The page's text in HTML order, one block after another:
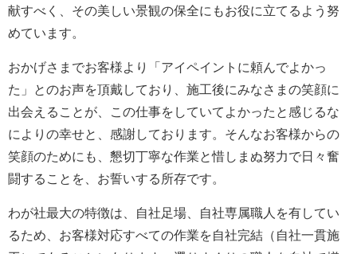
献すべく、その美しい景観の保全にもお役に立てるよう努
めています。
おかげさまでお客様より「アイペイントに頼んでよかっ
た」とのお声を頂戴しており、施工後にみなさまの笑顔に
出会えることが、この仕事をしていてよかったと感じるな
によりの幸せと、感謝しております。そんなお客様からの
笑顔のためにも、懇切丁寧な作業と惜しまぬ努力で日々奮
闘することを、お誓いする所存です。
わが社最大の特徴は、自社足場、自社専属職人を有してい
るため、お客様対応すべての作業を自社完結（自社一貫施